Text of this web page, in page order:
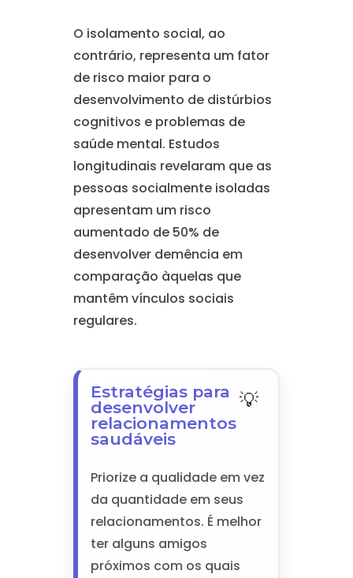
O isolamento social, ao
contrário, representa um fator
de risco maior para o
desenvolvimento de distúrbios
cognitivos e problemas de
saúde mental. Estudos
longitudinais revelaram que as
pessoas socialmente isoladas
apresentam um risco
aumentado de 50% de
desenvolver demência em
comparação àquelas que
mantêm vínculos sociais
regulares.
Estratégias para
desenvolver
relacionamentos
saudáveis
Priorize a qualidade em vez
da quantidade em seus
relacionamentos. É melhor
ter alguns amigos
próximos com os quais